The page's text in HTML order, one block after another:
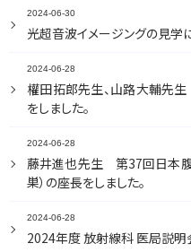
2024-06-30
光超音波イメージングの見学
2024-06-28
權田拓郎先生、山路大輔先
をしました。
2024-06-28
藤井進也先生 第37回日本腹
巣）の座長をしました。
2024-06-28
2024年度 放射線科 医局説明